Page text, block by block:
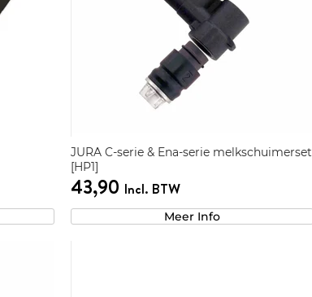
JURA C-serie & Ena-serie melkschuimerset
[HP1]
43,90 Incl. BTW
Meer Info